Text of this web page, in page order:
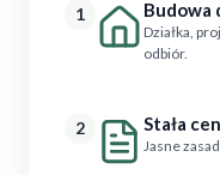
1 Budowa
Działka,
odbiór.
2 Stała
Jasne